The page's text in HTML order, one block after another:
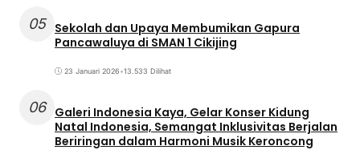
05 Sekolah dan Upaya Membumikan Gapura
Pancawaluya di SMAN 1 Cikijing
23 Januari 2026•13.533 Dilihat
06 Galeri Indonesia Kaya, Gelar Konser Kidung
Natal Indonesia, Semangat Inklusivitas Berjalan
Beriringan dalam Harmoni Musik Keroncong